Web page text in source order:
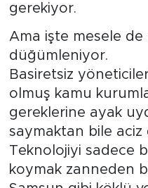
gerekiyor.
Ama işte mesele
düğümleniyor.
Basiretsiz
olmuş kamu
gereklerine ayak
saymaktan bile aciz
Teknolojiyi sadece
koymak zanneden